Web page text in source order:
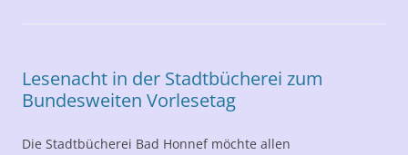
Lesenacht in der Stadtbücherei zum
Bundesweiten Vorlesetag
Die Stadtbücherei Bad Honnef möchte allen